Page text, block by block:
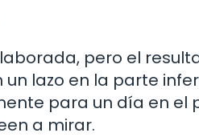
pero el
lazo en la parte
para un día en el
a mirar.